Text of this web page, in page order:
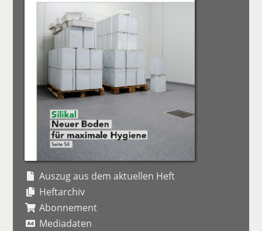
Auszug aus dem aktuellen Heft
Heftarchiv
Abonnement
Mediadaten